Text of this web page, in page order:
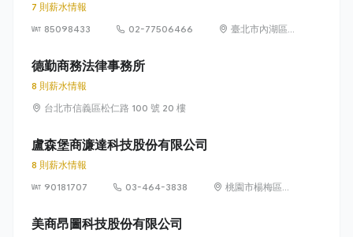
7 則薪水情報
85098433
02-77506466
臺北市內湖區
德勤商務法律事務所
8 則薪水情報
台北市信義區松仁路 100 號 20 樓
盧森堡商濂達科技股份有限公司
8 則薪水情報
90181707
03-464-3838
桃園市楊梅區高
美商昂圖科技股份有限公司